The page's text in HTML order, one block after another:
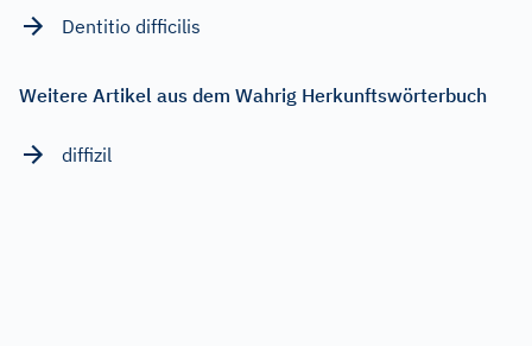
Dentitio difficilis
Weitere Artikel aus dem Wahrig Herkunftswörterbuch
diffizil